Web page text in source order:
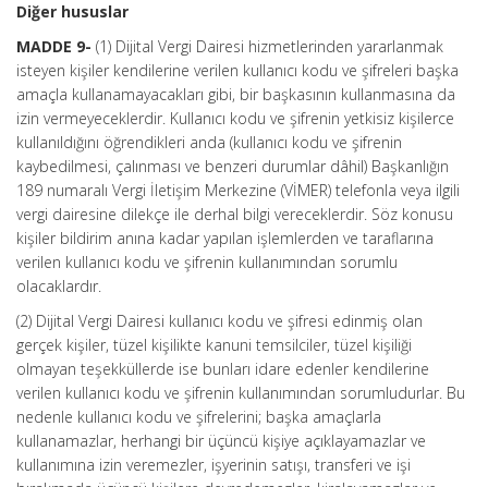
Diğer hususlar
MADDE 9- (1) Dijital Vergi Dairesi hizmetlerinden yararlanmak
isteyen kişiler kendilerine verilen kullanıcı kodu ve şifreleri başka
amaçla kullanamayacakları gibi, bir başkasının kullanmasına da
izin vermeyeceklerdir. Kullanıcı kodu ve şifrenin yetkisiz kişilerce
kullanıldığını öğrendikleri anda (kullanıcı kodu ve şifrenin
kaybedilmesi, çalınması ve benzeri durumlar dâhil) Başkanlığın
189 numaralı Vergi İletişim Merkezine (VİMER) telefonla veya ilgili
vergi dairesine dilekçe ile derhal bilgi vereceklerdir. Söz konusu
kişiler bildirim anına kadar yapılan işlemlerden ve taraflarına
verilen kullanıcı kodu ve şifrenin kullanımından sorumlu
olacaklardır.
(2) Dijital Vergi Dairesi kullanıcı kodu ve şifresi edinmiş olan
gerçek kişiler, tüzel kişilikte kanuni temsilciler, tüzel kişiliği
olmayan teşekküllerde ise bunları idare edenler kendilerine
verilen kullanıcı kodu ve şifrenin kullanımından sorumludurlar. Bu
nedenle kullanıcı kodu ve şifrelerini; başka amaçlarla
kullanamazlar, herhangi bir üçüncü kişiye açıklayamazlar ve
kullanımına izin veremezler, işyerinin satışı, transferi ve işi